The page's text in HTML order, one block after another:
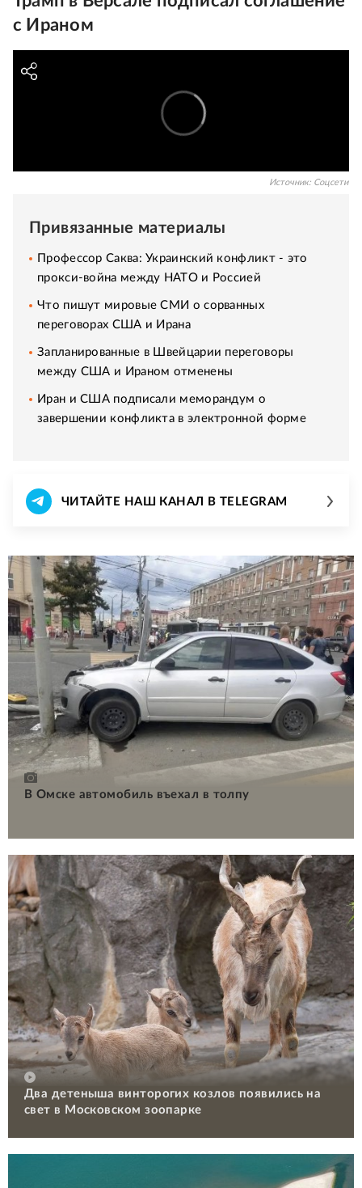
с Ираном
Источник: Соцсети
Привязанные материалы
Профессор Саква: Украинский конфликт - это
прокси-война между НАТО и Россией
Что пишут мировые СМИ о сорванных
переговорах США и Ирана
Запланированные в Швейцарии переговоры
между США и Ираном отменены
Иран и США подписали меморандум о
завершении конфликта в электронной форме
ЧИТАЙТЕ НАШ КАНАЛ В TELEGRAM
В Омске автомобиль въехал в толпу
Два детеныша винторогих козлов появились на
свет в Московском зоопарке